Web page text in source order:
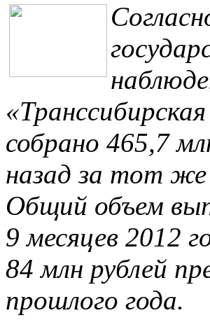
собрано 465,7
назад за тот же
Общий объем
9 месяцев 2012
84 млн рублей
прошлого года.